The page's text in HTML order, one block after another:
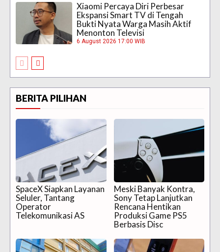
Xiaomi Percaya Diri Perbesar
Ekspansi Smart TV di Tengah
Bukti Nyata Warga Masih Aktif
Menonton Televisi
6 August 2026 17:00 WIB
BERITA PILIHAN
SpaceX Siapkan Layanan
Seluler, Tantang
Operator
Telekomunikasi AS
Meski Banyak Kontra,
Sony Tetap Lanjutkan
Rencana Hentikan
Produksi Game PS5
Berbasis Disc